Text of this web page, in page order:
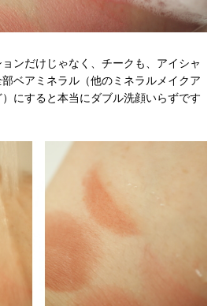
ンだけじゃなく、チークも、アイシャ
ベアミネラル（他のミネラルメイクア
にすると本当にダブル洗顔いらずです